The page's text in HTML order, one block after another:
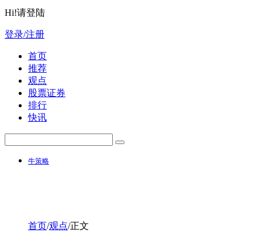
Hi!请登陆
登录/注册
首页
推荐
观点
股票证券
排行
快讯
牛策略
首页/观点/正文